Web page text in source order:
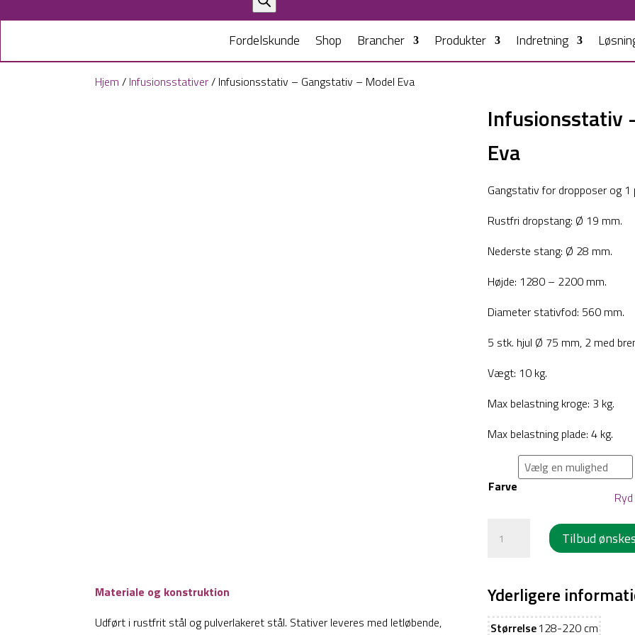
Fordelskunde Shop Brancher Produkter Indretning
Hjem / Infusionsstativer/ Infusionsstativ – Gangstativ – Model Eva
Infusionsstativ
Eva
Gangstativ for dropposer og 1
Rustfri dropstang: Ø 19 mm.
Nederste stang: Ø 28 mm.
Højde: 1280 – 2200 mm.
Diameter stativfod: 560 mm.
5 stk. hjul Ø 75 mm, 2 med
Vægt: 10 kg.
Max belastning kroge: 3 kg.
Max belastning plade: 4 kg.
Farve
Ryd
Infusionsstativ
Model
Eva
Tilbud ønskes
Materiale og konstruktion
Udført i rustfrit stål og pulverlakeret stål. Stativer leveres med letløbende,
Yderligere
Størrelse128-220 cm